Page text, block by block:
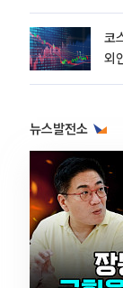
코
외
뉴스발전소